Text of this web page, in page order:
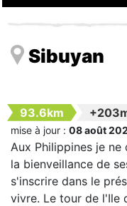
Sibuyan
93.6km
mise à jour : 08 août
Aux Philippines je
la bienveillance de
s'inscrire dans le
vivre. Le tour de l'Ile